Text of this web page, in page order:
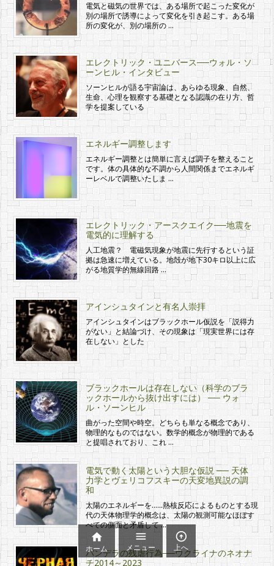
電気と磁気の世界では、ある場所で起こった変化が
別の場所で誘導によって変化を引き起こす。ある場
所の変化が、別の場所の …
エレクトリック・ユニバース──ウォル・ソ
ーンヒル・インタビュー
ソーンヒルが語る宇宙論は、あらゆる現象、自然、
生命、心理を観察する基礎となる認識の在り方、哲
学を提案している
エネルギー調整します
エネルギー調整とは簡単に言えば調子を整えること
です。体の具体的な不調から人間関係までエネルギ
ーレベルで調整いたしま …
エレクトリック・アースクエイク──地震を
電気的に理解する
人工地震？ 電磁気現象が地震に先行するという証
拠は急速に増えている。地殻が地下30キロ以上に広
がる地質学的無線回路 …
アインシュタインと有名人崇拝
アインシュタインはブラックホール仮説を「説得力
がない」と結論づけ、その現象は「現実世界には存
在しない」とした
ブラックホールは存在しない（科学のブラ
ックホールから抜け出すには） ── ウォ
ル・ソーンヒル
曲がった空間や時空。どちらも単なる概念であり、
物理的なものではない。数学的概念が物理的である
と提唱されており、これ …
電気で動く太陽という大胆な仮説 ── 天体
力学とヴェリコフスキーの天変地異説の調
和
太陽のエネルギーを……熱核反応によるものとする現
代の天体物理学的概念は、太陽の観測可能なほぼす
べての側面と矛盾して …
バンデラの残虐行為──ウクライナのネオナ
チ2014～2023

ホーム

メニュー

上へ